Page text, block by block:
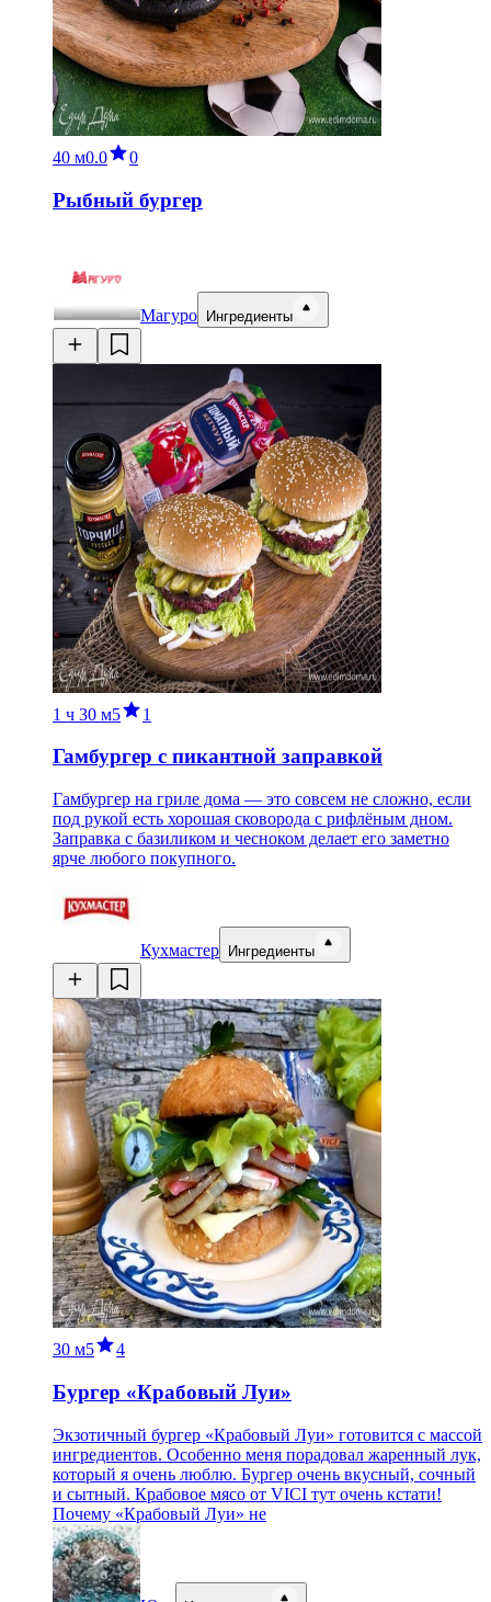
40 м0.0 0
Рыбный бургер
Магуро Ингредиенты
1 ч 30 м5 1
Гамбургер с пикантной заправкой
Гамбургер на гриле дома — это совсем не сложно, если
под рукой есть хорошая сковорода с рифлёным дном.
Заправка с базиликом и чесноком делает его заметно
ярче любого покупного.
Кухмастер Ингредиенты
30 м5 4
Бургер «Крабовый Луи»
Экзотичный бургер «Крабовый Луи» готовится с массой
ингредиентов. Особенно меня порадовал жаренный лук,
который я очень люблю. Бургер очень вкусный, сочный
и сытный. Крабовое мясо от VICI тут очень кстати!
Почему «Крабовый Луи» не